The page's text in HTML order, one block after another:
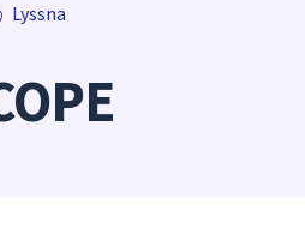
sökfältet
kommer
Lyssna